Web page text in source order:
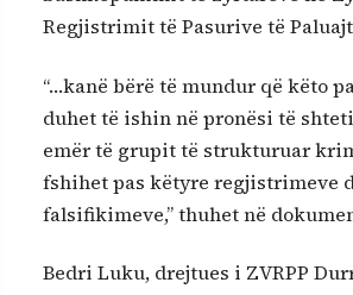
Regjistrimit të Pasurive të
“…kanë bërë të mundur që këto
duhet të ishin në pronësi të
emër të grupit të strukturuar
fshihet pas këtyre regjistrimeve
falsifikimeve,” thuhet në
Bedri Luku, drejtues i ZVRPP